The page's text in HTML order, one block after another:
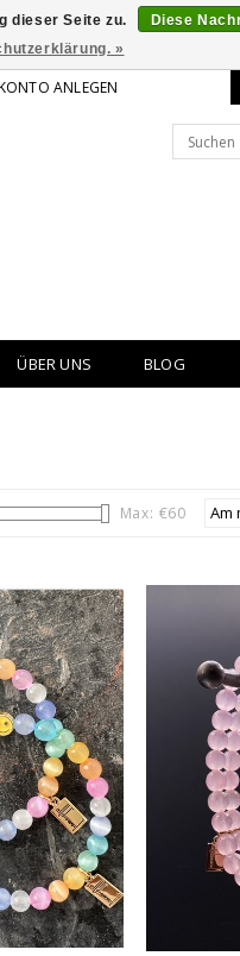
ANLEGEN
ÜBER UNS BLOG
Max: €60
dieser Seite zu.
Diese
»